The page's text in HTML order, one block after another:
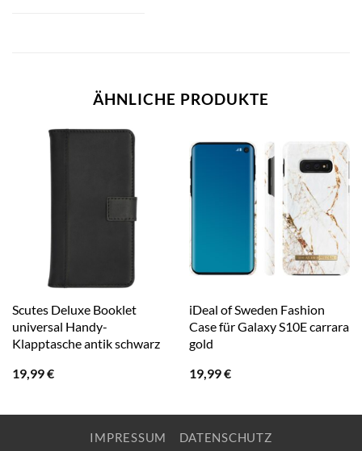
ÄHNLICHE PRODUKTE
Scutes Deluxe Booklet
universal Handy-
Klapptasche antik schwarz
19,99€
iDeal of Sweden Fashion
Case für Galaxy S10E carrara
gold
19,99€
IMPRESSUM DATENSCHUTZ